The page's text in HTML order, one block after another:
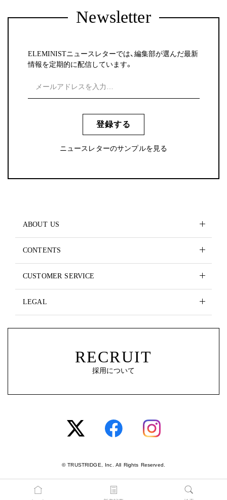
Newsletter
ELEMINISTニュースレターでは、編集部が選んだ最新
情報を定期的に配信しています。
登録する
ニュースレターのサンプルを見る
ABOUT US
CONTENTS
CUSTOMER SERVICE
LEGAL
RECRUIT
採用について
© TRUSTRIDGE, Inc. All Rights Reserved.